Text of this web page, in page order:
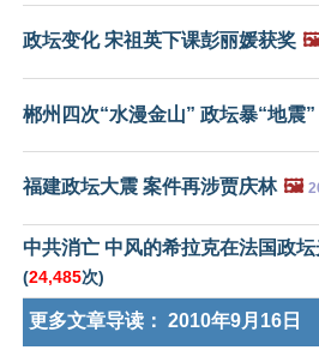
政坛变化 宋祖英下课彭丽媛获奖
郴州四次“水漫金山” 政坛暴“地震”
福建政坛大震 案件再涉贾庆林 🖼️
中共消亡 中风的希拉克在法国政
(24,485次)
更多文章导读： 2010年9月16日